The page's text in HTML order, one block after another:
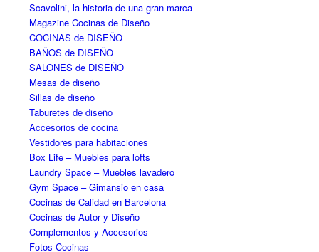
Scavolini, la historia de una gran marca
Magazine Cocinas de Diseño
COCINAS de DISEÑO
BAÑOS de DISEÑO
SALONES de DISEÑO
Mesas de diseño
Sillas de diseño
Taburetes de diseño
Accesorios de cocina
Vestidores para habitaciones
Box Life – Muebles para lofts
Laundry Space – Muebles lavadero
Gym Space – Gimansio en casa
Cocinas de Calidad en Barcelona
Cocinas de Autor y Diseño
Complementos y Accesorios
Fotos Cocinas